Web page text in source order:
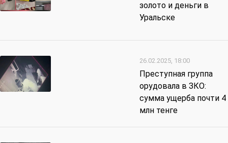
золото и деньги в
Уральске
26.02.2025, 18:00
Преступная группа
орудовала в ЗКО:
сумма ущерба почти 4
млн тенге